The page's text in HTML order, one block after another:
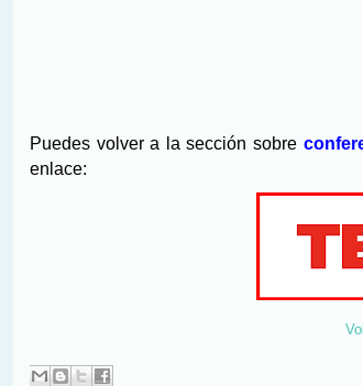
Puedes volver a la sección sobre
enlace: